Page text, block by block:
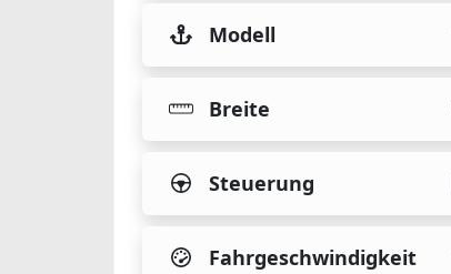
Modell
Breite
Steuerung
Fahrgeschwindigkeit